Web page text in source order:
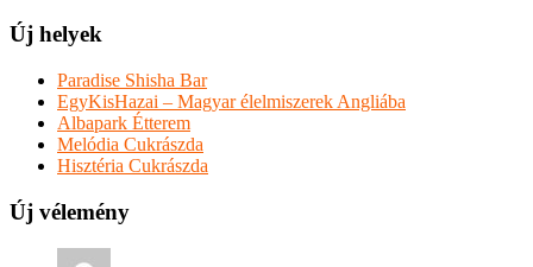
Új helyek
Paradise Shisha Bar
EgyKisHazai – Magyar élelmiszerek Angliába
Albapark Étterem
Melódia Cukrászda
Hisztéria Cukrászda
Új vélemény